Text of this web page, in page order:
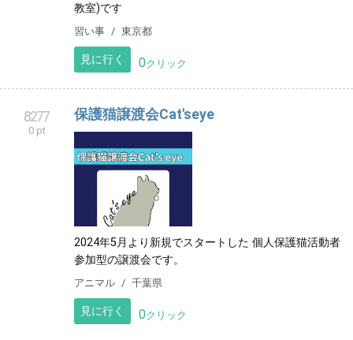
教室)です
習い事 東京都
見に行く 0クリック
8277
0 pt
保護猫譲渡会Cat'seye
2024年5月より新規でスタートした 個人保護猫活動者
参加型の譲渡会です。
アニマル 千葉県
見に行く 0クリック